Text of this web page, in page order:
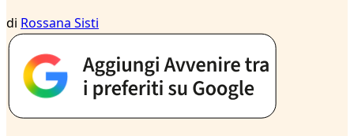
di Rossana Sisti